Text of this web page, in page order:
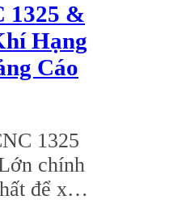
1325 &
Hạng
Cáo
1325
chính
để xử